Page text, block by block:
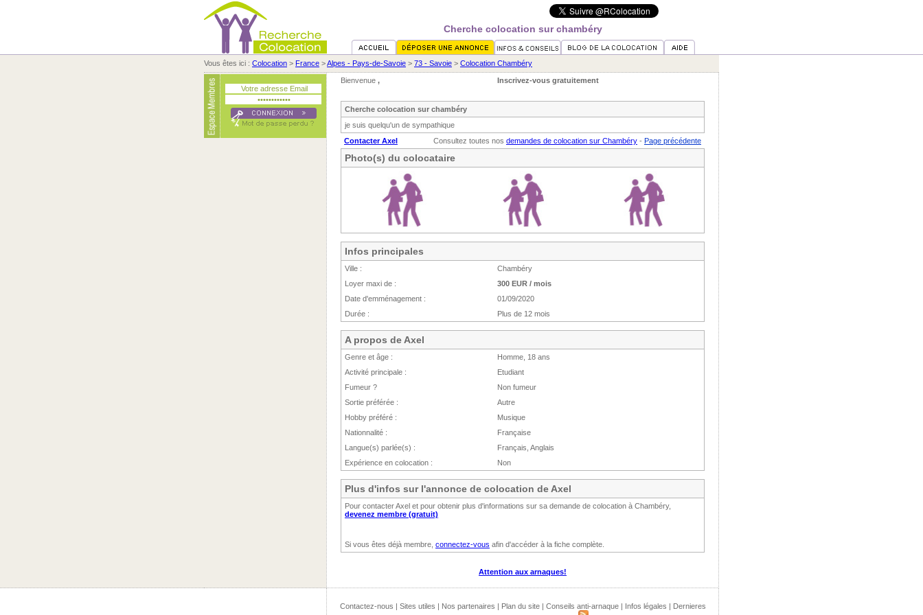
Cherche colocation sur chambéry
Vous êtes ici : Colocation > France >Alpes - Pays-de-Savoie > 73 - Savoie > Colocation Chambéry
Bienvenue , Inscrivez-vous gratuitement
Cherche colocation sur chambéry
je suis quelqu'un de sympathique
Contacter Axel
Consultez toutes nos demandes de colocation sur Chambéry - Page précédente
Photo(s) du colocataire
Infos principales
Ville :
Chambéry
Loyer maxi de :
300 EUR / mois
Date d'emménagement :
01/09/2020
Durée :
Plus de 12 mois
A propos de Axel
Genre et âge :
Homme, 18 ans
Activité principale :
Etudiant
Fumeur ?
Non fumeur
Sortie préférée :
Autre
Hobby préféré :
Musique
Nationnalité :
Française
Langue(s) parlée(s) :
Français, Anglais
Expérience en colocation :
Non
Plus d'infos sur l'annonce de colocation de Axel
Pour contacter Axel et pour obtenir plus d'informations sur sa demande de colocation à Chambéry,
devenez membre (gratuit)
Si vous êtes déjà membre, connectez-vous afin d'accéder à la fiche complète.
Attention aux arnaques!
Contactez-nous | Sites utiles | Nos partenaires | Plan du site| Conseils anti-arnaque| Infos légales | Dernieres